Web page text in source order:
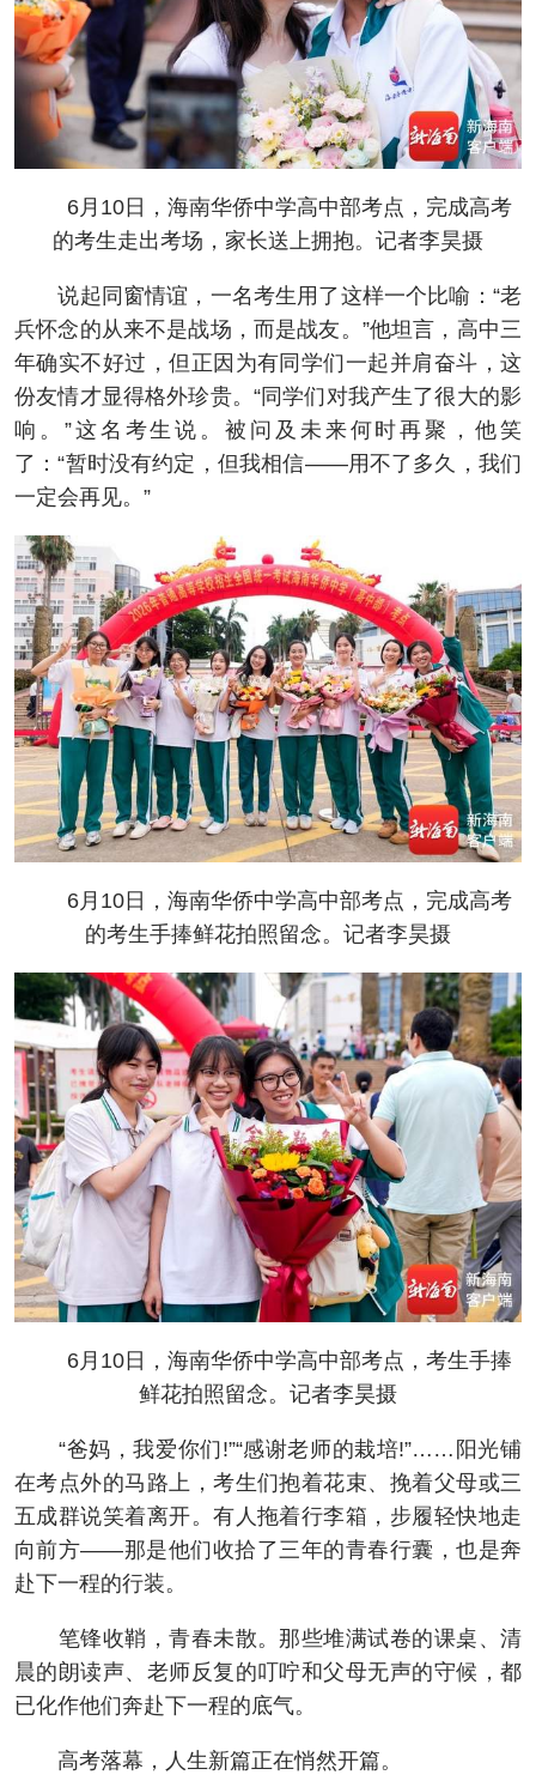
6月10日，海南华侨中学高中部考点，完成高考
的考生走出考场，家长送上拥抱。记者李昊摄
说起同窗情谊，一名考生用了这样一个比喻：“老
兵怀念的从来不是战场，而是战友。”他坦言，高中三
年确实不好过，但正因为有同学们一起并肩奋斗，这
份友情才显得格外珍贵。“同学们对我产生了很大的影
响。”这名考生说。被问及未来何时再聚，他笑
了：“暂时没有约定，但我相信——用不了多久，我们
一定会再见。”
6月10日，海南华侨中学高中部考点，完成高考
的考生手捧鲜花拍照留念。记者李昊摄
6月10日，海南华侨中学高中部考点，考生手捧
鲜花拍照留念。记者李昊摄
“爸妈，我爱你们!”“感谢老师的栽培!”……阳光铺
在考点外的马路上，考生们抱着花束、挽着父母或三
五成群说笑着离开。有人拖着行李箱，步履轻快地走
向前方——那是他们收拾了三年的青春行囊，也是奔
赴下一程的行装。
笔锋收鞘，青春未散。那些堆满试卷的课桌、清
晨的朗读声、老师反复的叮咛和父母无声的守候，都
已化作他们奔赴下一程的底气。
高考落幕，人生新篇正在悄然开篇。